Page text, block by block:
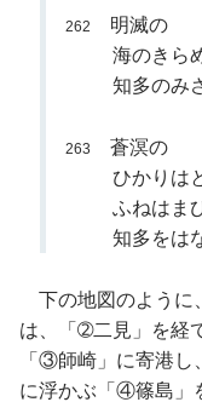
262
明滅の
海のきら
知多のみ
263
蒼溟の
ひかりは
ふねはま
知多をは
下の地図のように
は、「➁二見」を経
「③師崎」に寄港し
に浮かぶ「④篠島」